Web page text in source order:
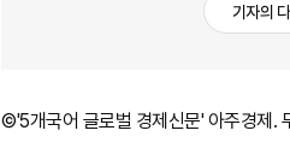
기자의
©'5개국어 글로벌 경제신문' 아주경제.